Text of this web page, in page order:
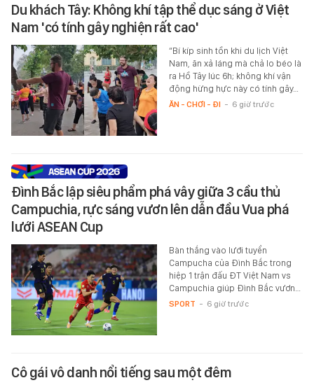
Du khách Tây: Không khí tập thể dục sáng ở Việt
Nam 'có tính gây nghiện rất cao'
“Bí kíp sinh tồn khi du lịch Việt
Nam, ăn xả láng mà chả lo béo là
ra Hồ Tây lúc 6h; không khí vận
động hừng hực này có tính gây…
ĂN - CHƠI - ĐI - 6 giờ trước
Đình Bắc lập siêu phẩm phá vây giữa 3 cầu thủ
Campuchia, rực sáng vươn lên dẫn đầu Vua phá
lưới ASEAN Cup
Bàn thắng vào lưới tuyển
Campucha của Đình Bắc trong
hiệp 1 trận đấu ĐT Việt Nam vs
Campuchia giúp Đình Bắc vươn…
SPORT - 6 giờ trước
Cô gái vô danh nổi tiếng sau một đêm